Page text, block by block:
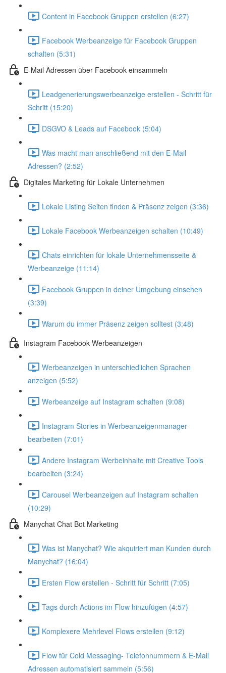
Content in Facebook Gruppen erstellen (6:27)
Facebook Werbeanzeige für Facebook Gruppen
schalten (5:31)
E-Mail Adressen über Facebook einsammeln
Leadgenerierungswerbeanzeige erstellen - Schritt für
Schritt (15:20)
DSGVO & Leads auf Facebook (5:04)
Was macht man anschließend mit den E-Mail
Adressen? (2:52)
Digitales Marketing für Lokale Unternehmen
Lokale Listing Seiten finden & Präsenz zeigen (3:36)
Lokale Facebook Werbeanzeigen schalten (10:49)
Chats einrichten für lokale Unternehmensseite &
Werbeanzeige (11:14)
Facebook Gruppen in deiner Umgebung einsehen
(3:39)
Warum du immer Präsenz zeigen solltest (3:48)
Instagram Facebook Werbeanzeigen
Werbeanzeigen in unterschiedlichen Sprachen
anzeigen (5:52)
Werbeanzeige auf Instagram schalten (9:08)
Instagram Stories in Werbeanzeigenmanager
bearbeiten (7:01)
Andere Instagram Werbeinhalte mit Creative Tools
bearbeiten (3:24)
Carousel Werbeanzeigen auf Instagram schalten
(10:29)
Manychat Chat Bot Marketing
Was ist Manychat? Wie akquiriert man Kunden durch
Manychat? (16:04)
Ersten Flow erstellen - Schritt für Schritt (7:05)
Tags durch Actions im Flow hinzufügen (4:57)
Komplexere Mehrlevel Flows erstellen (9:12)
Flow für Cold Messaging- Telefonnummern & E-Mail
Adressen automatisiert sammeln (5:56)